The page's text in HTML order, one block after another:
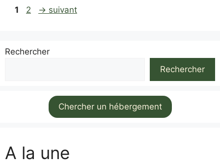
Page
1 Page
2 → suivant
Rechercher
Rechercher
Chercher un hébergement
A la une